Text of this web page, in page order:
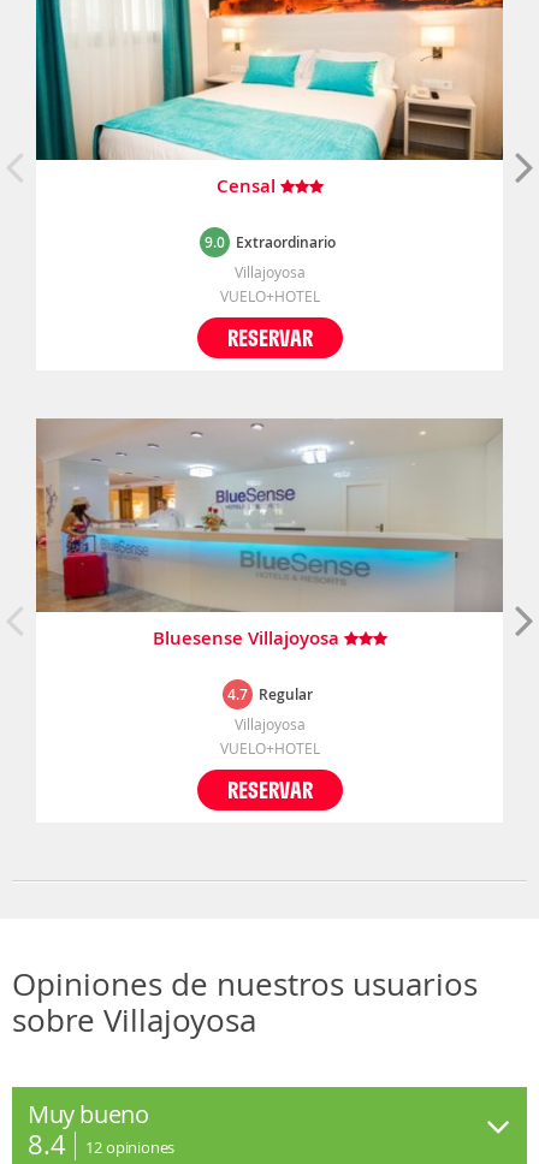
Censal
9.0 Extraordinario
Villajoyosa
VUELO+HOTEL
RESERVAR
Bluesense Villajoyosa
4.7 Regular
Villajoyosa
VUELO+HOTEL
RESERVAR
Opiniones de nuestros usuarios
sobre Villajoyosa
Muy bueno
8.4 12opiniones